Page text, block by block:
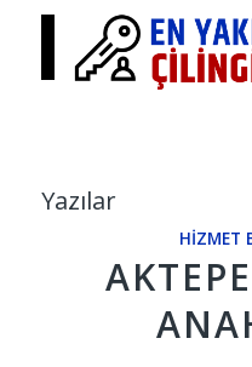
Yazılar
HIZMET